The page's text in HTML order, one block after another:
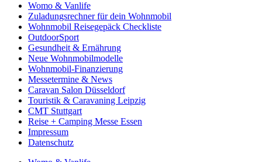
Womo & Vanlife
Zuladungsrechner für dein Wohnmobil
Wohnmobil Reisegepäck Checkliste
OutdoorSport
Gesundheit & Ernährung
Neue Wohnmobilmodelle
Wohnmobil-Finanzierung
Messetermine & News
Caravan Salon Düsseldorf
Touristik & Caravaning Leipzig
CMT Stuttgart
Reise + Camping Messe Essen
Impressum
Datenschutz